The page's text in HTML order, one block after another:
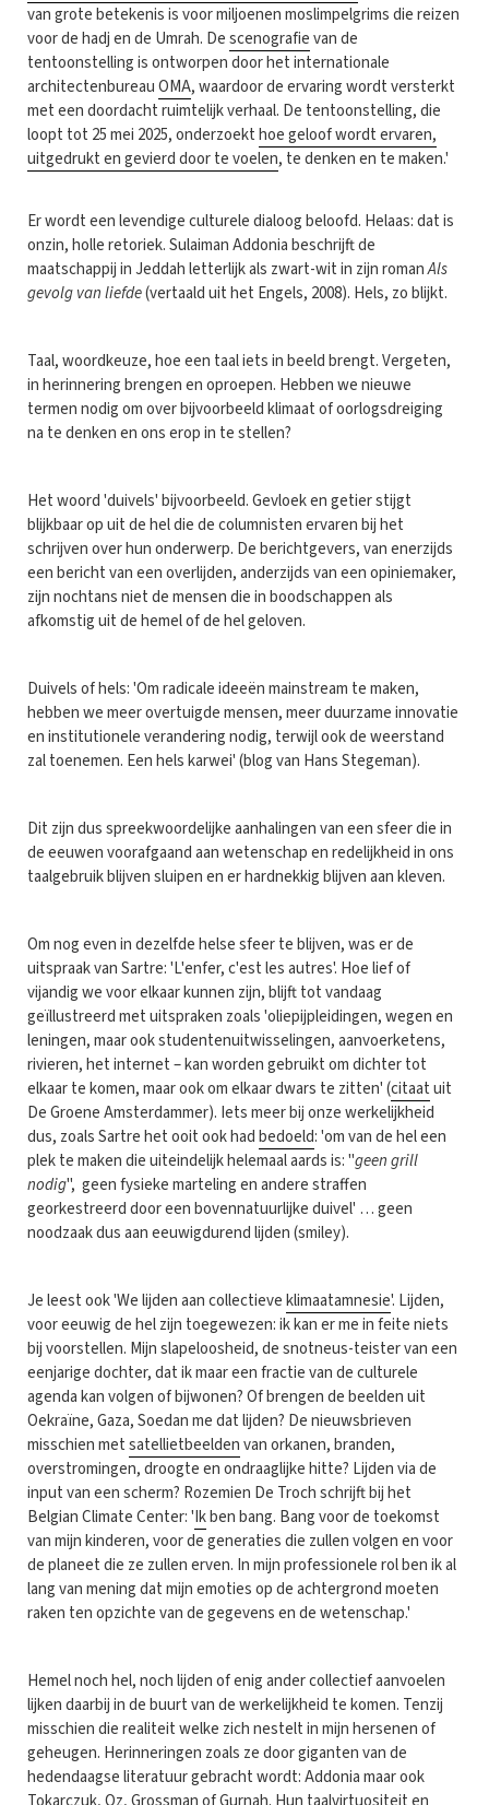
van grote betekenis is voor miljoenen moslimpelgrims die reizen
voor de hadj en de Umrah. Descenografievan de
tentoonstelling is ontworpen door het internationale
architectenbureauOMA, waardoor de ervaring wordt versterkt
met een doordacht ruimtelijk verhaal. De tentoonstelling, die
loopt tot 25 mei 2025, onderzoekthoe geloof wordt ervaren,
uitgedrukt en gevierd door te voelen, te denken en te maken.'
Er wordt een levendige culturele dialoog beloofd. Helaas: dat is
onzin, holle retoriek. Sulaiman Addonia beschrijft de
maatschappij in Jeddah letterlijk als zwart-wit in zijn romanAls
gevolg van liefde(vertaald uit het Engels, 2008). Hels, zo blijkt.
Taal, woordkeuze, hoe een taal iets in beeld brengt. Vergeten,
in herinnering brengen en oproepen. Hebben we nieuwe
termen nodig om over bijvoorbeeld klimaat of oorlogsdreiging
na te denken en ons erop in te stellen?
Het woord 'duivels' bijvoorbeeld. Gevloek en getier stijgt
blijkbaar op uit de hel die de columnisten ervaren bij het
schrijven over hun onderwerp. De berichtgevers, van enerzijds
een bericht van een overlijden, anderzijds van een opiniemaker,
zijn nochtans niet de mensen die in boodschappen als
afkomstig uit de hemel of de hel geloven.
Duivels of hels: 'Om radicale ideeën mainstream te maken,
hebben we meer overtuigde mensen, meer duurzame innovatie
en institutionele verandering nodig, terwijl ook de weerstand
zal toenemen. Een hels karwei' (blog van Hans Stegeman).
Dit zijn dus spreekwoordelijke aanhalingen van een sfeer die in
de eeuwen voorafgaand aan wetenschap en redelijkheid in ons
taalgebruik blijven sluipen en er hardnekkig blijven aan kleven.
Om nog even in dezelfde helse sfeer te blijven, was er de
uitspraak van Sartre: 'L'enfer, c'est les autres'. Hoe lief of
vijandig we voor elkaar kunnen zijn, blijft tot vandaag
geïllustreerd met uitspraken zoals 'oliepijpleidingen, wegen en
leningen, maar ook studentenuitwisselingen, aanvoerketens,
rivieren, het internet – kan worden gebruikt om dichter tot
elkaar te komen, maar ook om elkaar dwars te zitten' (citaatuit
De Groene Amsterdammer). Iets meer bij onze werkelijkheid
dus, zoals Sartre het ooit ook hadbedoeld: 'om van de hel een
plek te maken die uiteindelijk helemaal aards is: "geen grill
nodig", geen fysieke marteling en andere straffen
georkestreerd door een bovennatuurlijke duivel' … geen
noodzaak dus aan eeuwigdurend lijden (smiley).
Je leest ook 'We lijden aan collectieveklimaatamnesie'. Lijden,
voor eeuwig de hel zijn toegewezen: ik kan er me in feite niets
bij voorstellen. Mijn slapeloosheid, de snotneus-teister van een
eenjarige dochter, dat ik maar een fractie van de culturele
agenda kan volgen of bijwonen? Of brengen de beelden uit
Oekraïne, Gaza, Soedan me dat lijden? De nieuwsbrieven
misschien metsatellietbeeldenvan orkanen, branden,
overstromingen, droogte en ondraaglijke hitte? Lijden via de
input van een scherm? Rozemien De Troch schrijft bij het
Belgian Climate Center: 'Ikben bang. Bang voor de toekomst
van mijn kinderen, voor de generaties die zullen volgen en voor
de planeet die ze zullen erven. In mijn professionele rol ben ik al
lang van mening dat mijn emoties op de achtergrond moeten
raken ten opzichte van de gegevens en de wetenschap.'
Hemel noch hel, noch lijden of enig ander collectief aanvoelen
lijken daarbij in de buurt van de werkelijkheid te komen. Tenzij
misschien die realiteit welke zich nestelt in mijn hersenen of
geheugen. Herinneringen zoals ze door giganten van de
hedendaagse literatuur gebracht wordt: Addonia maar ook